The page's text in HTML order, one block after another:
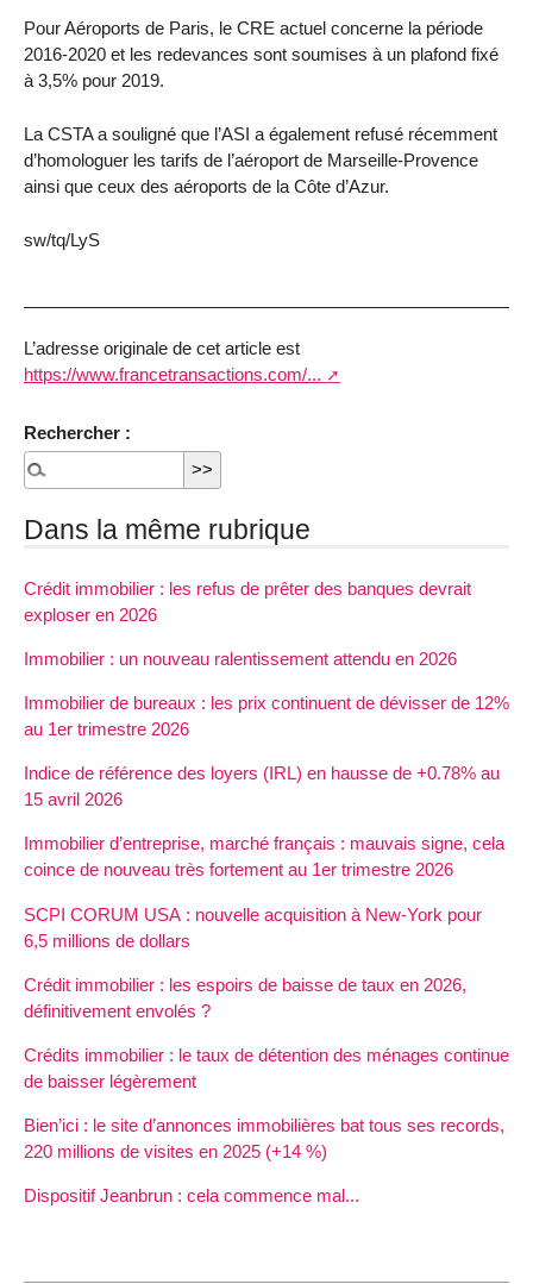
Pour Aéroports de Paris, le CRE actuel concerne la période
2016-2020 et les redevances sont soumises à un plafond fixé
à 3,5% pour 2019.
La CSTA a souligné que l’ASI a également refusé récemment
d’homologuer les tarifs de l’aéroport de Marseille-Provence
ainsi que ceux des aéroports de la Côte d’Azur.
sw/tq/LyS
L’adresse originale de cet article est
https://www.francetransactions.com/...
Rechercher :
Dans la même rubrique
Crédit immobilier : les refus de prêter des banques devrait
exploser en 2026
Immobilier : un nouveau ralentissement attendu en 2026
Immobilier de bureaux : les prix continuent de dévisser de 12%
au 1er trimestre 2026
Indice de référence des loyers (IRL) en hausse de +0.78% au
15 avril 2026
Immobilier d’entreprise, marché français : mauvais signe, cela
coince de nouveau très fortement au 1er trimestre 2026
SCPI CORUM USA : nouvelle acquisition à New-York pour
6,5 millions de dollars
Crédit immobilier : les espoirs de baisse de taux en 2026,
définitivement envolés ?
Crédits immobilier : le taux de détention des ménages continue
de baisser légèrement
Bien’ici : le site d’annonces immobilières bat tous ses records,
220 millions de visites en 2025 (+14 %)
Dispositif Jeanbrun : cela commence mal...